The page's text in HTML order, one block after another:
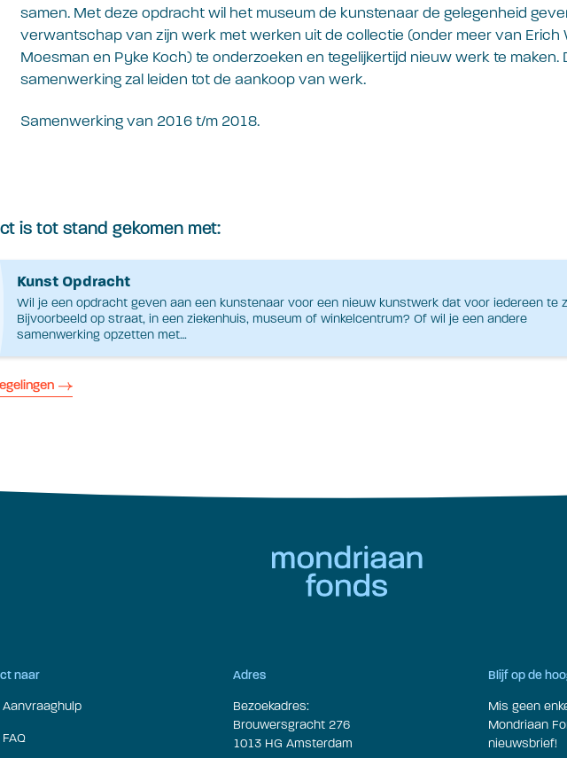
samen. Met deze opdracht wil het museum de kunstenaar de gelegenheid
verwantschap van zijn werk met werken uit de collectie (onder meer van Erich
Moesman en Pyke Koch) te onderzoeken en tegelijkertijd nieuw werk te maken.
samenwerking zal leiden tot de aankoop van werk.
Samenwerking van 2016 t/m 2018.
is tot stand gekomen met:
Kunst Opdracht
Wil je een opdracht geven aan een kunstenaar voor een nieuw kunstwerk dat voor iedereen te
Bijvoorbeeld op straat, in een ziekenhuis, museum of winkelcentrum? Of wil je een andere
samenwerking opzetten met…
naar
Aanvraaghulp
FAQ
Adres
Bezoekadres:
Brouwersgracht 276
1013 HG Amsterdam
Blijf op de
Mis geen
Mondriaan
nieuwsbrief!